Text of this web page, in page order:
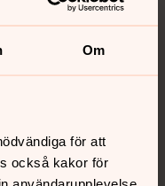
Om
för att
också kakor för
användarupplevelse,